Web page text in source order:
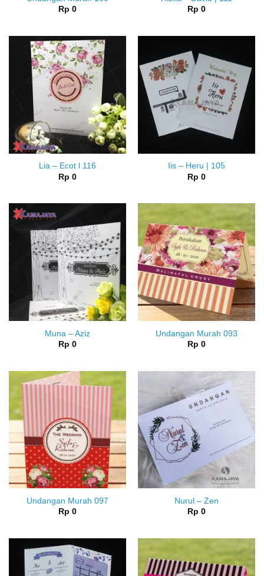
Rp 0
Rp 0
Lia – Ecot l 116
Rp 0
Iis – Heru | 105
Rp 0
Muna – Aziz
Rp 0
Undangan Murah 093
Rp 0
Undangan Murah 097
Rp 0
Nurul – Zen
Rp 0